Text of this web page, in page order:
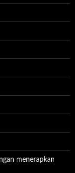
menerapkan